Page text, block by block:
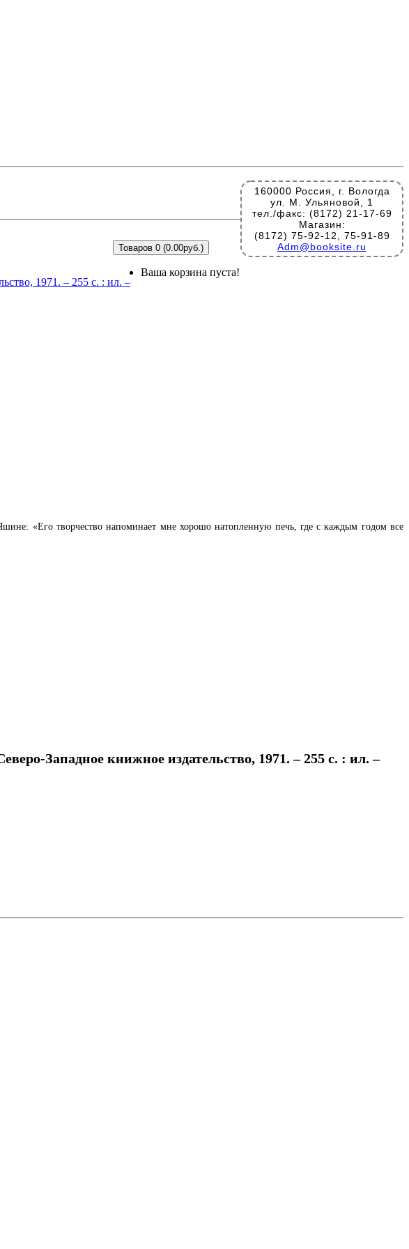
160000 Россия, г. Вологда
ул. М. Ульяновой, 1
тел./факс: (8172) 21-17-69
Магазин:
(8172) 75-92-12, 75-91-89
Adm@booksite.ru
Товаров 0 (0.00руб.)
Ваша корзина пуста!
1971. – 255 с. : ил. –
«Его творчество напоминает мне хорошо натопленную печь, где с каждым годом все
Западное книжное издательство, 1971. – 255 с. : ил. –